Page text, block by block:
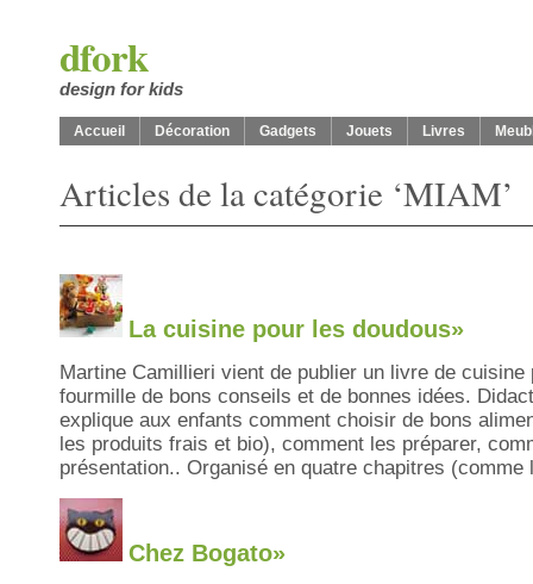
dfork
design for kids
Accueil Décoration Gadgets Jouets Livres
Articles de la catégorie ‘MIAM’
La cuisine pour les doudous»
Martine Camillieri vient de publier un livre de cuisine
fourmille de bons conseils et de bonnes idées.
explique aux enfants comment choisir de bons
les produits frais et bio), comment les préparer,
présentation.. Organisé en quatre chapitres
Chez Bogato»